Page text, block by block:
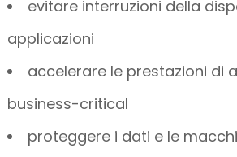
evitare interruzioni della
applicazioni
accelerare le prestazioni di
business-critical
proteggere i dati e le